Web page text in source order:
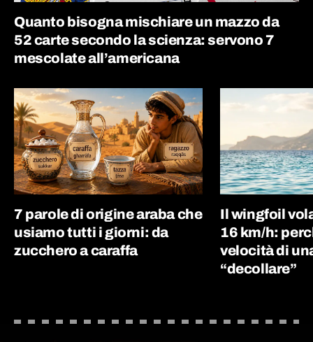
Quanto bisogna mischiare un mazzo da
52 carte secondo la scienza: servono 7
mescolate all’americana
7 parole di origine araba che
usiamo tutti i giorni: da
zucchero a caraffa
Il wingfoil
16 km/h:
velocità di
“decollare”